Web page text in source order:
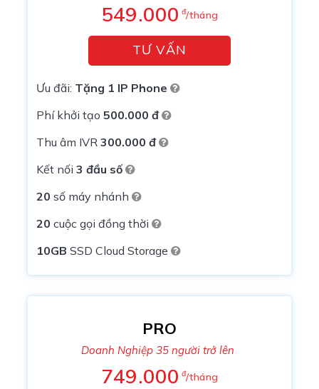
549.000đ/tháng
TƯ VẤN
Ưu đãi: Tặng 1 IP Phone
Phí khởi tạo 500.000 đ
Thu âm IVR 300.000 đ
Kết nối 3 đầu số
20 số máy nhánh
20 cuộc gọi đồng thời
10GB SSD Cloud Storage
PRO
Doanh Nghiệp 35 người trở lên
749.000đ/tháng